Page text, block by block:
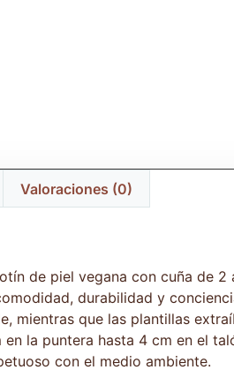
Valoraciones (0)
de piel vegana con cuña de
durabilidad y
mientras que las plantillas
la puntera hasta 4 cm en el
con el medio ambiente.